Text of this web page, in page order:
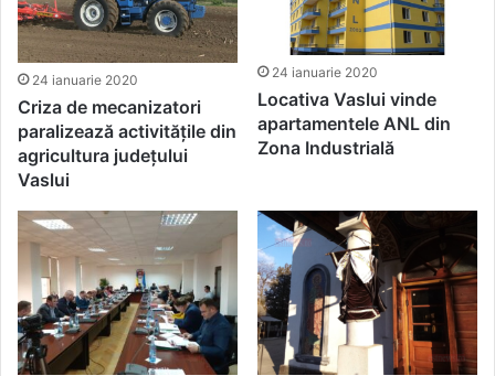
24 ianuarie 2020
Criza de mecanizatori
paralizează activitățile din
agricultura județului
Vaslui
24 ianuarie 2020
Locativa Vaslui vinde
apartamentele ANL din
Zona Industrială